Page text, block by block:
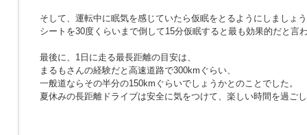
そして、運転中に眠気を感じていたら仮眠をとるようにしましょ
シートを30度くらいまで倒して15分仮眠すると最も効果的だと言
最後に、1日に走る最長距離の目安は、
まるもさんの経験だと高速道路で300kmぐらい、
一般道ならその半分の150kmぐらいでしょうかとのことでした。
夏休みの長距離ドライブは安全に気をつけて、楽しい時間を過ご